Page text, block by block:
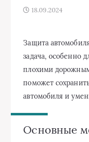
18.09.2024
Защита
задача, особенно
плохими
поможет
автомобиля и
Основные